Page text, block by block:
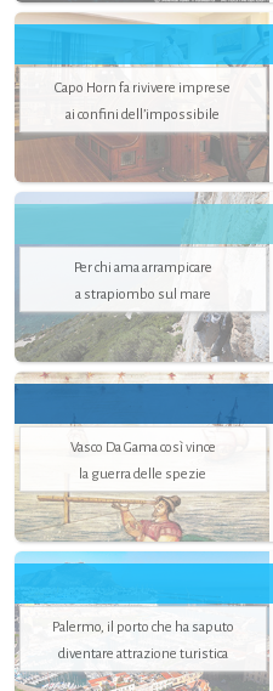
Capo Horn fa rivivere imprese
ai confini dell’impossibile
Per chi ama arrampicare
a strapiombo sul mare
Vasco Da Gama così vince
la guerra delle spezie
Palermo, il porto che ha saputo
diventare attrazione turistica